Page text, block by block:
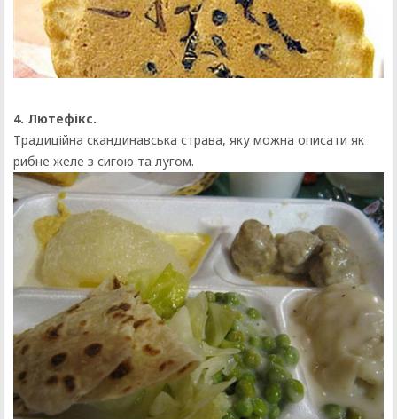
4. Лютефікс.
Традиційна скандинавська страва, яку можна описати як
рибне желе з сигою та лугом.